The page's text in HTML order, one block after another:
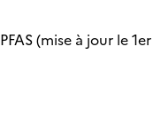
(mise à jour le